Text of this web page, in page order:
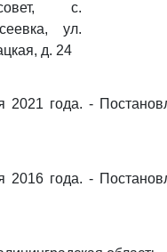
с.
ул.
д. 24
2021 года. -
2016 года. -